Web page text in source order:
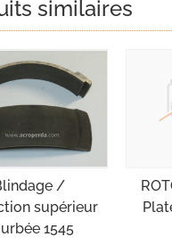
similaires
/
supérieur
1545